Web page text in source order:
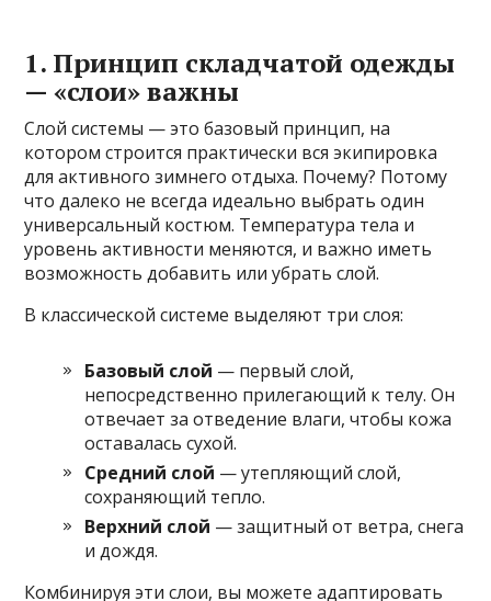
1. Принцип складчатой одежды
— «слои» важны
Слой системы — это базовый принцип, на
котором строится практически вся экипировка
для активного зимнего отдыха. Почему? Потому
что далеко не всегда идеально выбрать один
универсальный костюм. Температура тела и
уровень активности меняются, и важно иметь
возможность добавить или убрать слой.
В классической системе выделяют три слоя:
Базовый слой — первый слой,
непосредственно прилегающий к телу. Он
отвечает за отведение влаги, чтобы кожа
оставалась сухой.
Средний слой — утепляющий слой,
сохраняющий тепло.
Верхний слой — защитный от ветра, снега
и дождя.
Комбинируя эти слои, вы можете адаптировать